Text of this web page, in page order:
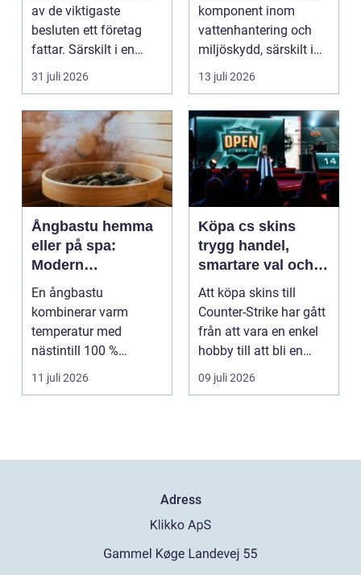
av de viktigaste
besluten ett företag
fattar. Särskilt i en
företagsintensi...
31 juli 2026
komponent inom
vattenhantering och
miljöskydd, särskilt i
verksamheter som i...
13 juli 2026
Ångbastu hemma
eller på spa:
Modern
återhämtning med
uråldrig logik
En ångbastu
kombinerar varm
temperatur med
nästintill 100 %
luftfuktighet för att
sk...
11 juli 2026
Köpa cs skins
trygg handel,
smartare val och
bättre affärer
Att köpa skins till
Counter-Strike har gått
från att vara en enkel
hobby till att bli en
egen liten ...
09 juli 2026
Adress